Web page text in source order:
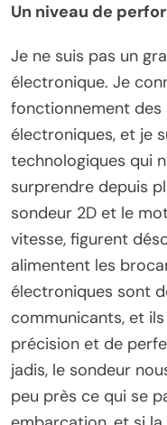
Un niveau de
Je ne suis pas un
électronique. Je
fonctionnement
électroniques, et je
technologiques qui
surprendre depuis
sondeur 2D et le
vitesse, figurent
alimentent les
électroniques sont
communicants, et
précision et de
jadis, le sondeur
peu près ce qui se